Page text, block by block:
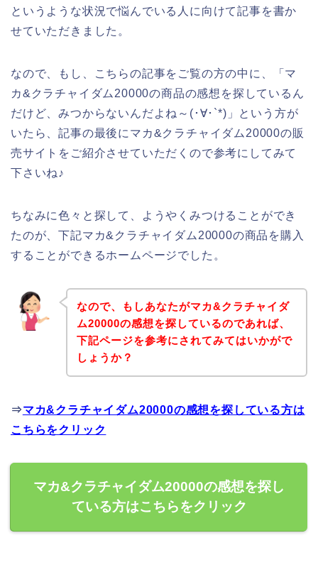
というような状況で悩んでいる人に向けて記事を書か
せていただきました。
なので、もし、こちらの記事をご覧の方の中に、「マ
カ&クラチャイダム20000の商品の感想を探しているん
だけど、みつからないんだよね～(･∀･`*)」という方が
いたら、記事の最後にマカ&クラチャイダム20000の販
売サイトをご紹介させていただくので参考にしてみて
下さいね♪
ちなみに色々と探して、ようやくみつけることができ
たのが、下記マカ&クラチャイダム20000の商品を購入
することができるホームページでした。
なので、もしあなたがマカ&クラチャイダ
ム20000の感想を探しているのであれば、
下記ページを参考にされてみてはいかがで
しょうか？
⇒マカ&クラチャイダム20000の感想を探している方は
こちらをクリック
マカ&クラチャイダム20000の感想を探し
ている方はこちらをクリック